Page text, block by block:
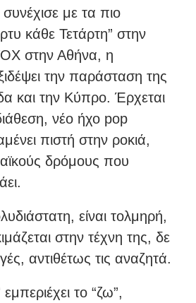
με τα πιο
κάθε Τετάρτη” στην
στην Αθήνα, η
την παράσταση της
και την Κύπρο. Έρχεται
νέο ήχο pop
πιστή στην ροκιά,
δρόμους που
είναι τολμηρή,
στην τέχνη της, δε
αντιθέτως τις αναζητά.
το “ζω”,